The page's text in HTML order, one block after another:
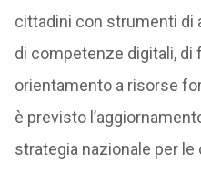
cittadini con strumenti di
di competenze digitali, di
orientamento a risorse
è previsto
strategia nazionale per